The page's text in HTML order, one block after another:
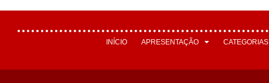
INÍCIO APRESENTAÇÃO CATEGORIAS